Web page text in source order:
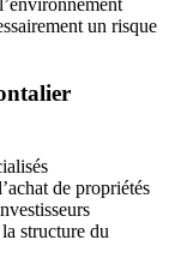
un risque
de propriétés
structure du